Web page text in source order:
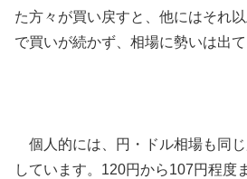
た方々が買い戻すと、他にはそれ
で買いが続かず、相場に勢いは出て
個人的には、円・ドル相場も同
しています。120円から107円程度